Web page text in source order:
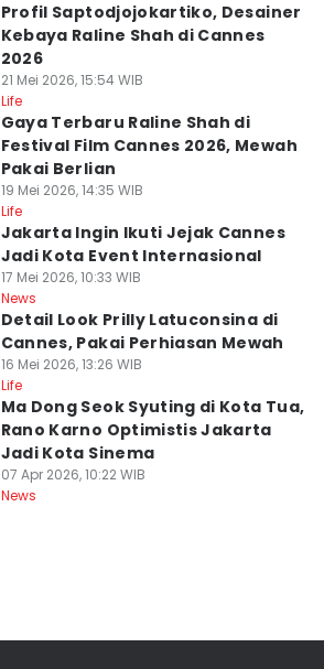
Profil Saptodjojokartiko, Desainer
Kebaya Raline Shah di Cannes
2026
21 Mei 2026, 15:54 WIB
Life
Gaya Terbaru Raline Shah di
Festival Film Cannes 2026, Mewah
Pakai Berlian
19 Mei 2026, 14:35 WIB
Life
Jakarta Ingin Ikuti Jejak Cannes
Jadi Kota Event Internasional
17 Mei 2026, 10:33 WIB
News
Detail Look Prilly Latuconsina di
Cannes, Pakai Perhiasan Mewah
16 Mei 2026, 13:26 WIB
Life
Ma Dong Seok Syuting di Kota Tua,
Rano Karno Optimistis Jakarta
Jadi Kota Sinema
07 Apr 2026, 10:22 WIB
News